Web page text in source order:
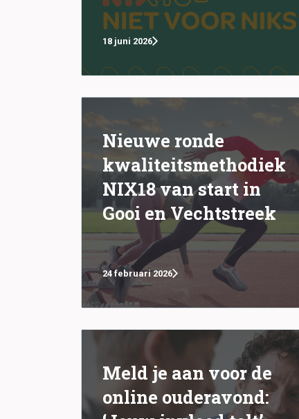
18 juni 2026
Nieuwe ronde
kwaliteitsmethodiek
NIX18 van start in
Gooi en Vechtstreek
24 februari 2026
Meld je aan voor de
online ouderavond: